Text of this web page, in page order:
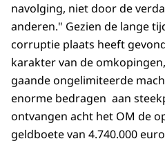
navolging, niet door de
anderen." Gezien de lange
corruptie plaats heeft
karakter van de
gaande ongelimiteerde
enorme bedragen aan
ontvangen acht het OM de
geldboete van 4.740.000